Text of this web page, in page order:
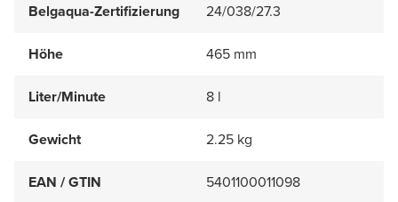
Belgaqua-Zertifizierung 24/038/27.3
Höhe 465 mm
Liter/Minute 8 l
Gewicht 2.25 kg
EAN / GTIN 5401100011098